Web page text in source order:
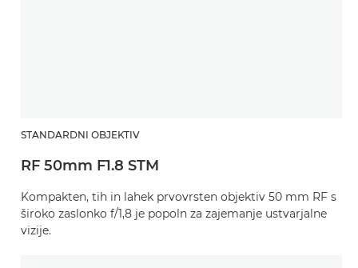
STANDARDNI OBJEKTIV
RF 50mm F1.8 STM
Kompakten, tih in lahek prvovrsten objektiv 50 mm RF s
široko zaslonko f/1,8 je popoln za zajemanje ustvarjalne
vizije.